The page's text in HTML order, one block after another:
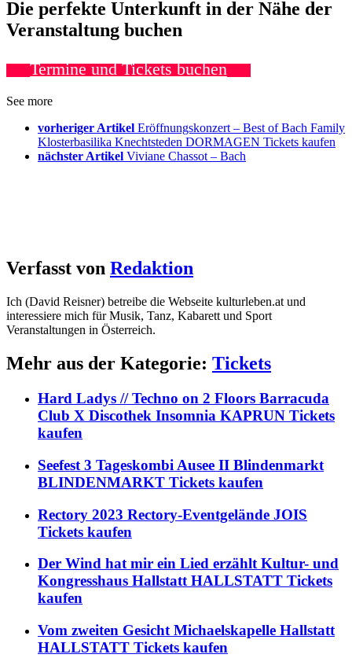
Die perfekte Unterkunft in der Nähe der
Veranstaltung buchen
Termine und Tickets buchen
See more
vorheriger Artikel Eröffnungskonzert – Best of Bach Family
Klosterbasilika Knechtsteden DORMAGEN Tickets kaufen
nächster Artikel Viviane Chassot – Bach
Verfasst von Redaktion
Ich (David Reisner) betreibe die Webseite kulturleben.at und
interessiere mich für Musik, Tanz, Kabarett und Sport
Veranstaltungen in Österreich.
Mehr aus der Kategorie: Tickets
Hard Ladys // Techno on 2 Floors Barracuda
Club X Discothek Insomnia KAPRUN Tickets
kaufen
Seefest 3 Tageskombi Ausee II Blindenmarkt
BLINDENMARKT Tickets kaufen
Rectory 2023 Rectory-Eventgelände JOIS
Tickets kaufen
Der Wind hat mir ein Lied erzählt Kultur- und
Kongresshaus Hallstatt HALLSTATT Tickets
kaufen
Vom zweiten Gesicht Michaelskapelle Hallstatt
HALLSTATT Tickets kaufen